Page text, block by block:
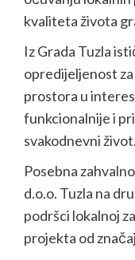
kvaliteta života
Iz Grada Tuzla
opredijeljenost
prostora u
funkcionalnije i
svakodnevni život.
Posebna
d.o.o. Tuzla na
podršci lokalnoj
projekta od